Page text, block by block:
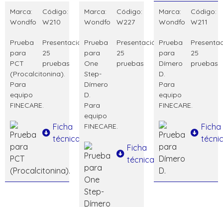
Marca:
Wondfo
Código:
W210
Prueba
para
PCT
(Procalcitonina).
Para
equipo
FINECARE.
Presentación:
25
pruebas
Ficha
técnica
Marca:
Wondfo
Código:
W227
Prueba
para
One
Step-
Dímero
D.
Para
equipo
FINECARE.
Presentación:
25
pruebas
Ficha
técnica
Marca:
Wondfo
Código:
W211
Prueba
para
Dímero
D.
Para
equipo
FINECARE.
25
pruebas
Ficha